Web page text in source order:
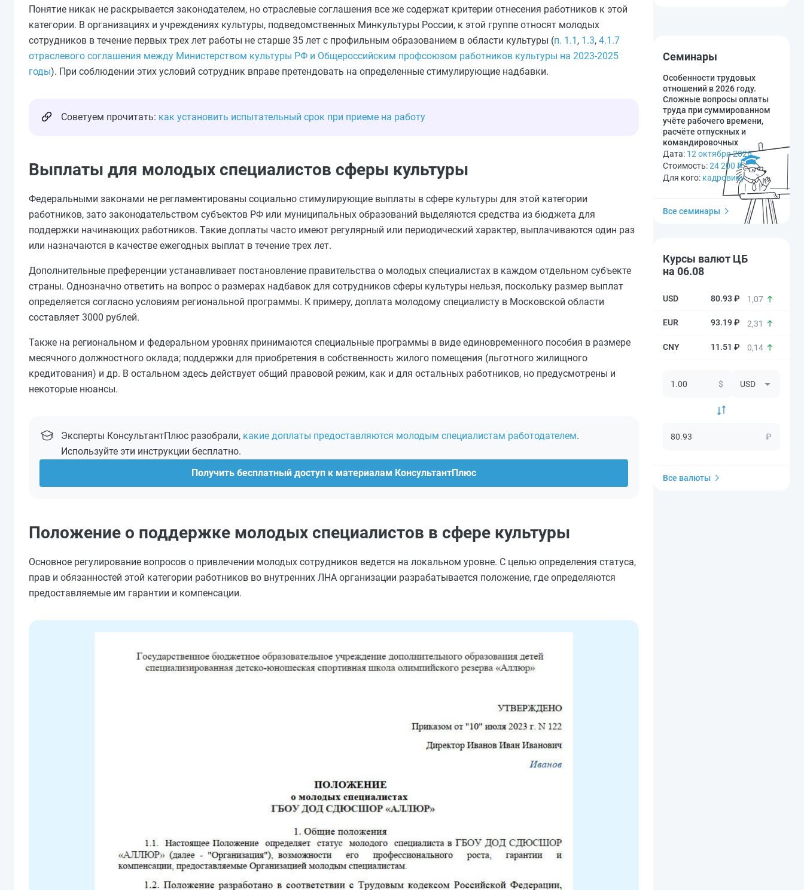
Понятие никак не раскрывается законодателем, но отраслевые соглашения все же содержат критерии отнесения работников к этой
категории. В организациях и учреждениях культуры, подведомственных Минкультуры России, к этой группе относят молодых
сотрудников в течение первых трех лет работы не старше 35 лет с профильным образованием в области культуры (п. 1.1 , 1.3, 4.1.7
отраслевого соглашения между Министерством культуры РФ и Общероссийским профсоюзом работников культуры на 2023-2025
годы). При соблюдении этих условий сотрудник вправе претендовать на определенные стимулирующие надбавки.
Советуем прочитать: как установить испытательный срок при приеме на работу
Выплаты для молодых специалистов сферы культуры
Федеральными законами не регламентированы социально стимулирующие выплаты в сфере культуры для этой категории
работников, зато законодательством субъектов РФ или муниципальных образований выделяются средства из бюджета для
поддержки начинающих работников. Такие доплаты часто имеют регулярный или периодический характер, выплачиваются один раз
или назначаются в качестве ежегодных выплат в течение трех лет.
Дополнительные преференции устанавливает постановление правительства о молодых специалистах в каждом отдельном субъекте
страны. Однозначно ответить на вопрос о размерах надбавок для сотрудников сферы культуры нельзя, поскольку размер выплат
определяется согласно условиям региональной программы. К примеру, доплата молодому специалисту в Московской области
составляет 3000 рублей.
Также на региональном и федеральном уровнях принимаются специальные программы в виде единовременного пособия в размере
месячного должностного оклада; поддержки для приобретения в собственность жилого помещения (льготного жилищного
кредитования) и др. В остальном здесь действует общий правовой режим, как и для остальных работников, но предусмотрены и
некоторые нюансы.
Эксперты КонсультантПлюс разобрали, какие доплаты предоставляются молодым специалистам работодателем.
Используйте эти инструкции бесплатно.
Получить бесплатный доступ к материалам КонсультантПлюс
Положение о поддержке молодых специалистов в сфере культуры
Основное регулирование вопросов о привлечении молодых сотрудников ведется на локальном уровне. С целью определения статуса,
прав и обязанностей этой категории работников во внутренних ЛНА организации разрабатывается положение, где определяются
предоставляемые им гарантии и компенсации.
Семинары
Особенности трудовых
отношений в 2026 году.
Сложные вопросы оплаты
труда при суммированном
учёте рабочего времени,
расчёте отпускных и
командировочных
Дата: 12 октября 2026
Стоимость:24 200 ₽
Для кого: кадровику
Все семинары
Курсы валют ЦБ
на 06.08
80.93 ₽ 1,07
93.19 ₽ 2,31
11.51 ₽ 0,14
$
₽
Все валюты